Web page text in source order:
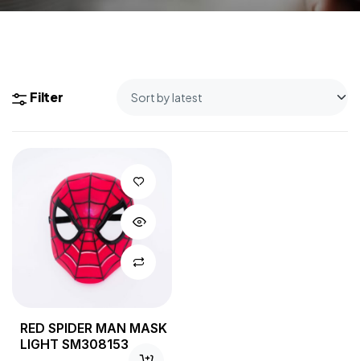
Filter
RED SPIDER MAN MASK
LIGHT SM308153